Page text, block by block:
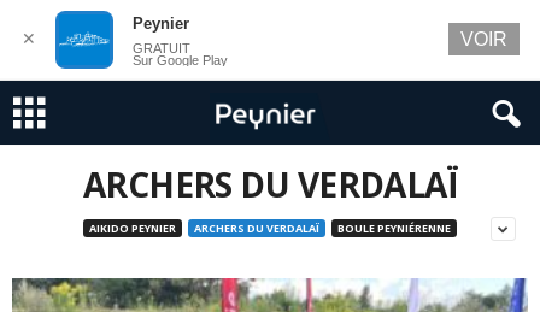
ARCHERS DU VERDALAÏ
AIKIDO PEYNIER ARCHERS DU VERDALAÏ BOULE PEYNIÉRENNE
✕
Peynier
GRATUIT
Sur Google Play
VOIR